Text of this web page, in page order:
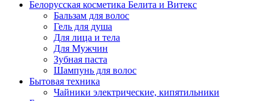
Белорусская косметика Белита и Витекс
Бальзам для волос
Гель для душа
Для лица и тела
Для Мужчин
Зубная паста
Шампунь для волос
Бытовая техника
Чайники электрические, кипятильники